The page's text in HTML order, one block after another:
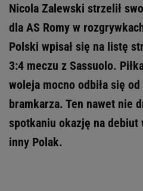
Nicola Zalewski strzelił
dla AS Romy w
Polski wpisał się na listę
3:4 meczu z Sassuolo.
woleja mocno odbiła się
bramkarza. Ten nawet nie
spotkaniu okazję na debiut
inny Polak.